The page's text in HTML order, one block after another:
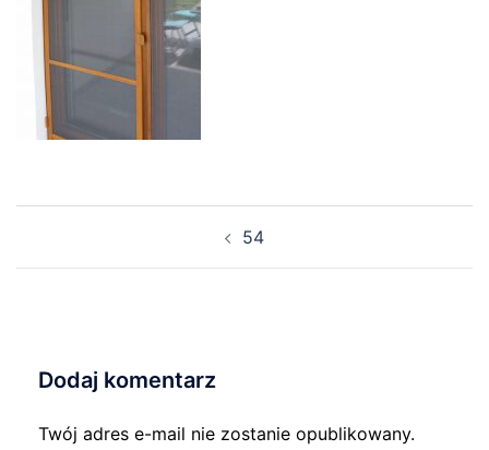
54
Dodaj komentarz
Twój adres e-mail nie zostanie opublikowany.